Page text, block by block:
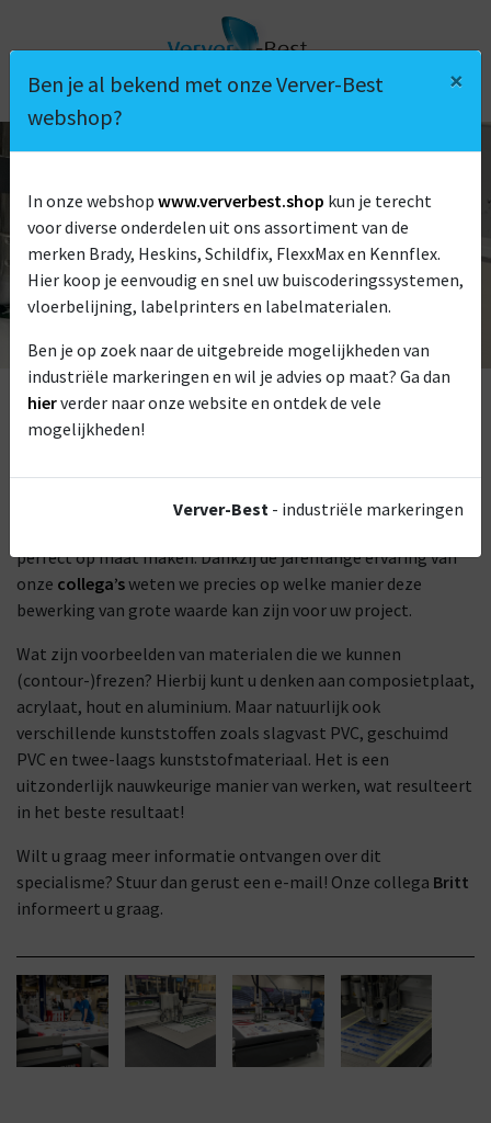
Ben je al bekend met onze Verver-Best
webshop?
×
In onze webshop www.ververbest.shop kun je terecht
voor diverse onderdelen uit ons assortiment van de
merken Brady, Heskins, Schildfix, FlexxMax en Kennflex.
Hier koop je eenvoudig en snel uw buiscoderingssystemen,
vloerbelijning, labelprinters en labelmaterialen.
Ben je op zoek naar de uitgebreide mogelijkheden van
industriële markeringen en wil je advies op maat? Ga dan
hierverder naar onze website en ontdek de vele
mogelijkheden!
Verver-Best - industriële markeringen
FREZEN
FREZEN
gebruik van een roterend gereedschap, uit een materiaal
wordt verwijderd. Met behulp van onze freesmachine kunnen
perfect op maat maken. Dankzij de jarenlange ervaring van
onze collega’sweten we precies op welke manier deze
bewerking van grote waarde kan zijn voor uw project.
Wat zijn voorbeelden van materialen die we kunnen
(contour-)frezen? Hierbij kunt u denken aan composietplaat,
acrylaat, hout en aluminium. Maar natuurlijk ook
verschillende kunststoffen zoals slagvast PVC, geschuimd
PVC en twee-laags kunststofmateriaal. Het is een
uitzonderlijk nauwkeurige manier van werken, wat resulteert
in het beste resultaat!
Wilt u graag meer informatie ontvangen over dit
specialisme? Stuur dan gerust een e-mail! Onze collega Britt
informeert u graag.